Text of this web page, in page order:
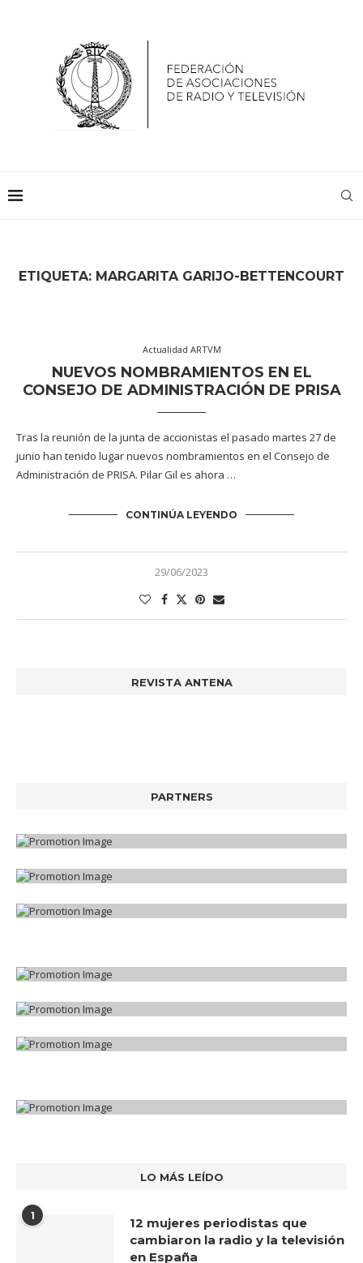
ETIQUETA: MARGARITA GARIJO-BETTENCOURT
Actualidad ARTVM
NUEVOS NOMBRAMIENTOS EN EL
CONSEJO DE ADMINISTRACIÓN DE PRISA
Tras la reunión de la junta de accionistas el pasado martes 27 de
junio han tenido lugar nuevos nombramientos en el Consejo de
Administración de PRISA. Pilar Gil es ahora …
CONTINÚA LEYENDO
29/06/2023
REVISTA ANTENA
PARTNERS
LO MÁS LEÍDO
1
12 mujeres periodistas que
cambiaron la radio y la televisión
en España